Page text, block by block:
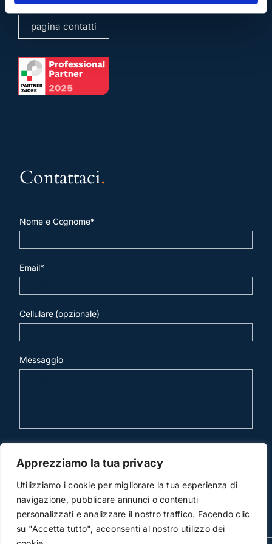
Apprezziamo la tua privacy
Utilizziamo i cookie per migliorare la tua esperienza di
navigazione, pubblicare annunci o contenuti
personalizzati e analizzare il nostro traffico. Facendo clic
su "Accetta tutto", acconsenti al nostro utilizzo dei
pagina contatti
Contattaci.
Nome e Cognome*
Email*
Cellulare (opzionale)
Messaggio
invia mail